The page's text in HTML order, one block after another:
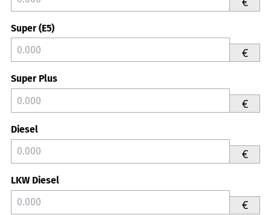
Super (E5)
€
Super Plus
€
Diesel
€
LKW Diesel
€